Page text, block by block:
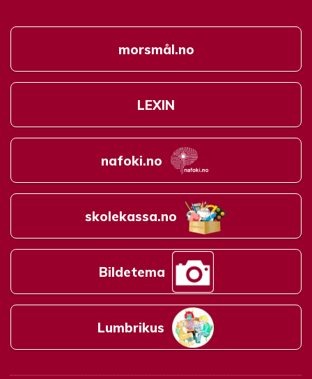
morsmål.no
LEXIN
nafoki.no
skolekassa.no
Bildetema
Lumbrikus